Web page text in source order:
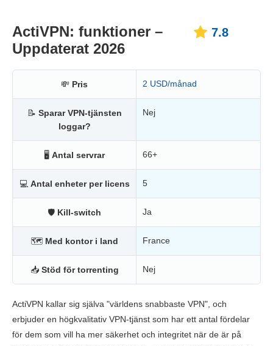
Viktiga funktioner 7.8
Installation och appar 8.0
Pålitlighet & support
ActiVPN: funktioner –
Uppdaterat 2026
7.8
💸 Pris 2 USD/månad
📝 Sparar VPN-tjänsten
loggar?
Nej
🖥 Antal servrar 66+
💻 Antal enheter per licens 5
🛡 Kill-switch Ja
🗺 Med kontor i land France
📥 Stöd för torrenting Nej
ActiVPN kallar sig själva "världens snabbaste VPN", och
erbjuder en högkvalitativ VPN-tjänst som har ett antal fördelar
för dem som vill ha mer säkerhet och integritet när de är på